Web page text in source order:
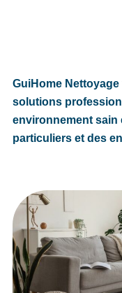
GuiHome
solutions
environnement sain
particuliers et des